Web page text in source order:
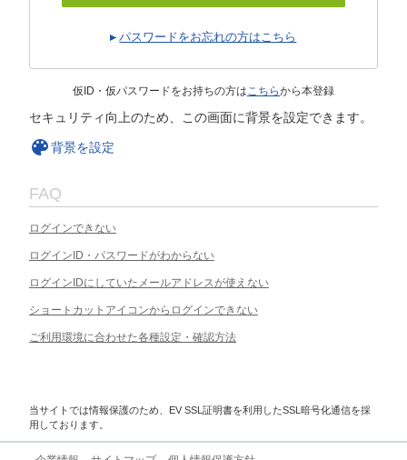
パスワードをお忘れの方はこちら
仮ID・仮パスワードをお持ちの方はこちらから本登録
セキュリティ向上のため、この画面に背景を設定できます。
背景を設定
FAQ
ログインできない
ログインID・パスワードがわからない
ログインIDにしていたメールアドレスが使えない
ショートカットアイコンからログインできない
ご利用環境に合わせた各種設定・確認方法
当サイトでは情報保護のため、EV SSL証明書を利用したSSL暗号化通信を採
用しております。